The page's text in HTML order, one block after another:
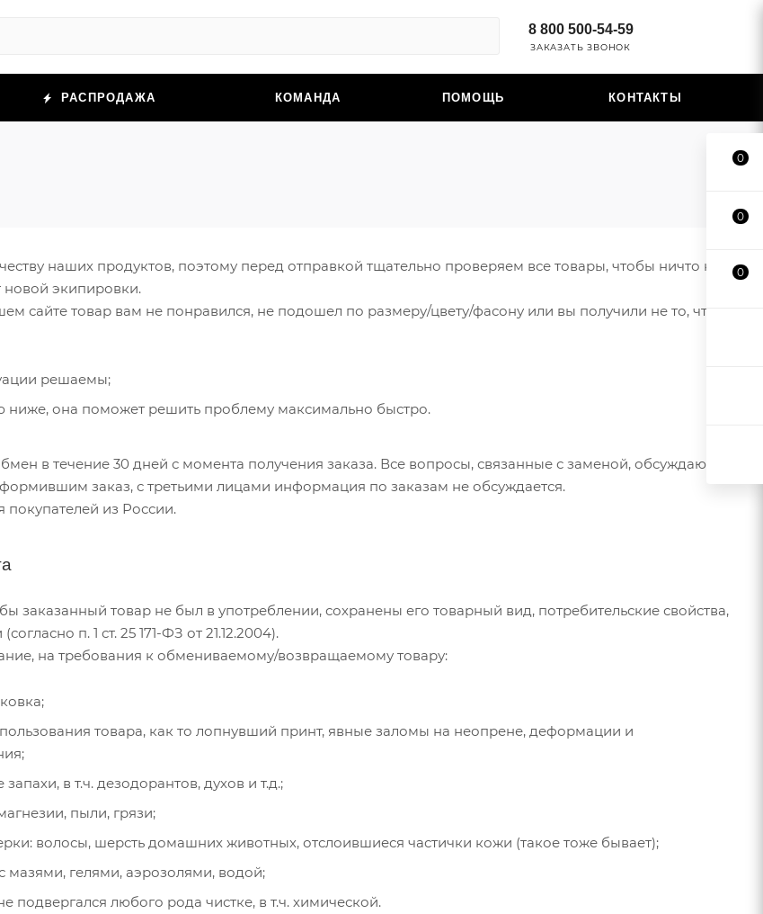
8 800 500-54-59
ЗАКАЗАТЬ ЗВОНОК
РАСПРОДАЖА КОМАНДА ПОМОЩЬ КОНТАКТЫ
наших продуктов, поэтому перед отправкой тщательно проверяем все товары, чтобы ничто не
экипировки.
сайте товар вам не понравился, не подошел по размеру/цвету/фасону или вы получили не то, что
решаемы;
ниже, она поможет решить проблему максимально быстро.
в течение 30 дней с момента получения заказа. Все вопросы, связанные с заменой, обсуждаются
заказ, с третьими лицами информация по заказам не обсуждается.
из России.
заказанный товар не был в употреблении, сохранены его товарный вид, потребительские свойства,
п. 1 ст. 25 171-ФЗ от 21.12.2004).
на требования к обмениваемому/возвращаемому товару:
товара, как то лопнувший принт, явные заломы на неопрене, деформации и
в т.ч. дезодорантов, духов и т.д.;
пыли, грязи;
волосы, шерсть домашних животных, отслоившиеся частички кожи (такое тоже бывает);
мазями, гелями, аэрозолями, водой;
подвергался любого рода чистке, в т.ч. химической.
0
0
0